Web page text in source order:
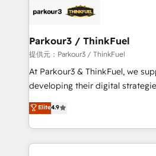
embark on a transformational
business up for long-term
référencement, votre stratégie
projet HubSpot avec DIGITALISIM : 🧽
migration et intégration des
Développement des interfaces
métiers ⚙️ Configuration de la plateforme HubSpot
Book Process & Guidelines
Formations des utilisateurs
Parkour3 / ThinkFuel
提供元：Parkour3 / ThinkFuel
At Parkour3 & ThinkFuel, we
developing their digital
technologies and automating
sales processes to generate
from Strategy to Operations.
onboarding and
Elite4.9